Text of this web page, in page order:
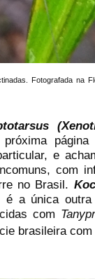
Fotografada na
(
e
com
no Brasil.
é a única
com
brasileira